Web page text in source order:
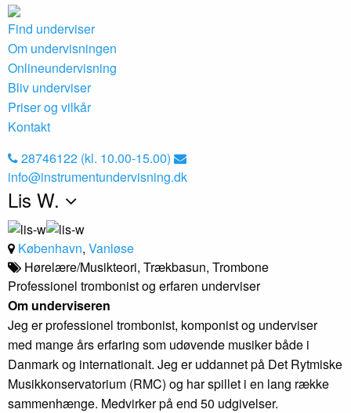
Find underviser
Om undervisningen
Onlineundervisning
Bliv underviser
Priser og vilkår
Kontakt
28746122 (kl. 10.00-15.00)
info@instrumentundervisning.dk
Lis W.
København, Vanløse
Hørelære/Musikteori, Trækbasun, Trombone
Professionel trombonist og erfaren underviser
Om underviseren
Jeg er professionel trombonist, komponist og underviser
med mange års erfaring som udøvende musiker både i
Danmark og internationalt. Jeg er uddannet på Det Rytmiske
Musikkonservatorium (RMC) og har spillet i en lang række
sammenhænge. Medvirker på end 50 udgivelser.